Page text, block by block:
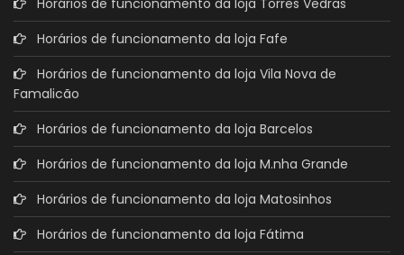
Horários de funcionamento da loja Fafe
Horários de funcionamento da loja Vila Nova de
Famalicão
Horários de funcionamento da loja Barcelos
Horários de funcionamento da loja M.nha Grande
Horários de funcionamento da loja Matosinhos
Horários de funcionamento da loja Fátima